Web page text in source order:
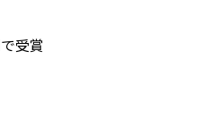
受賞